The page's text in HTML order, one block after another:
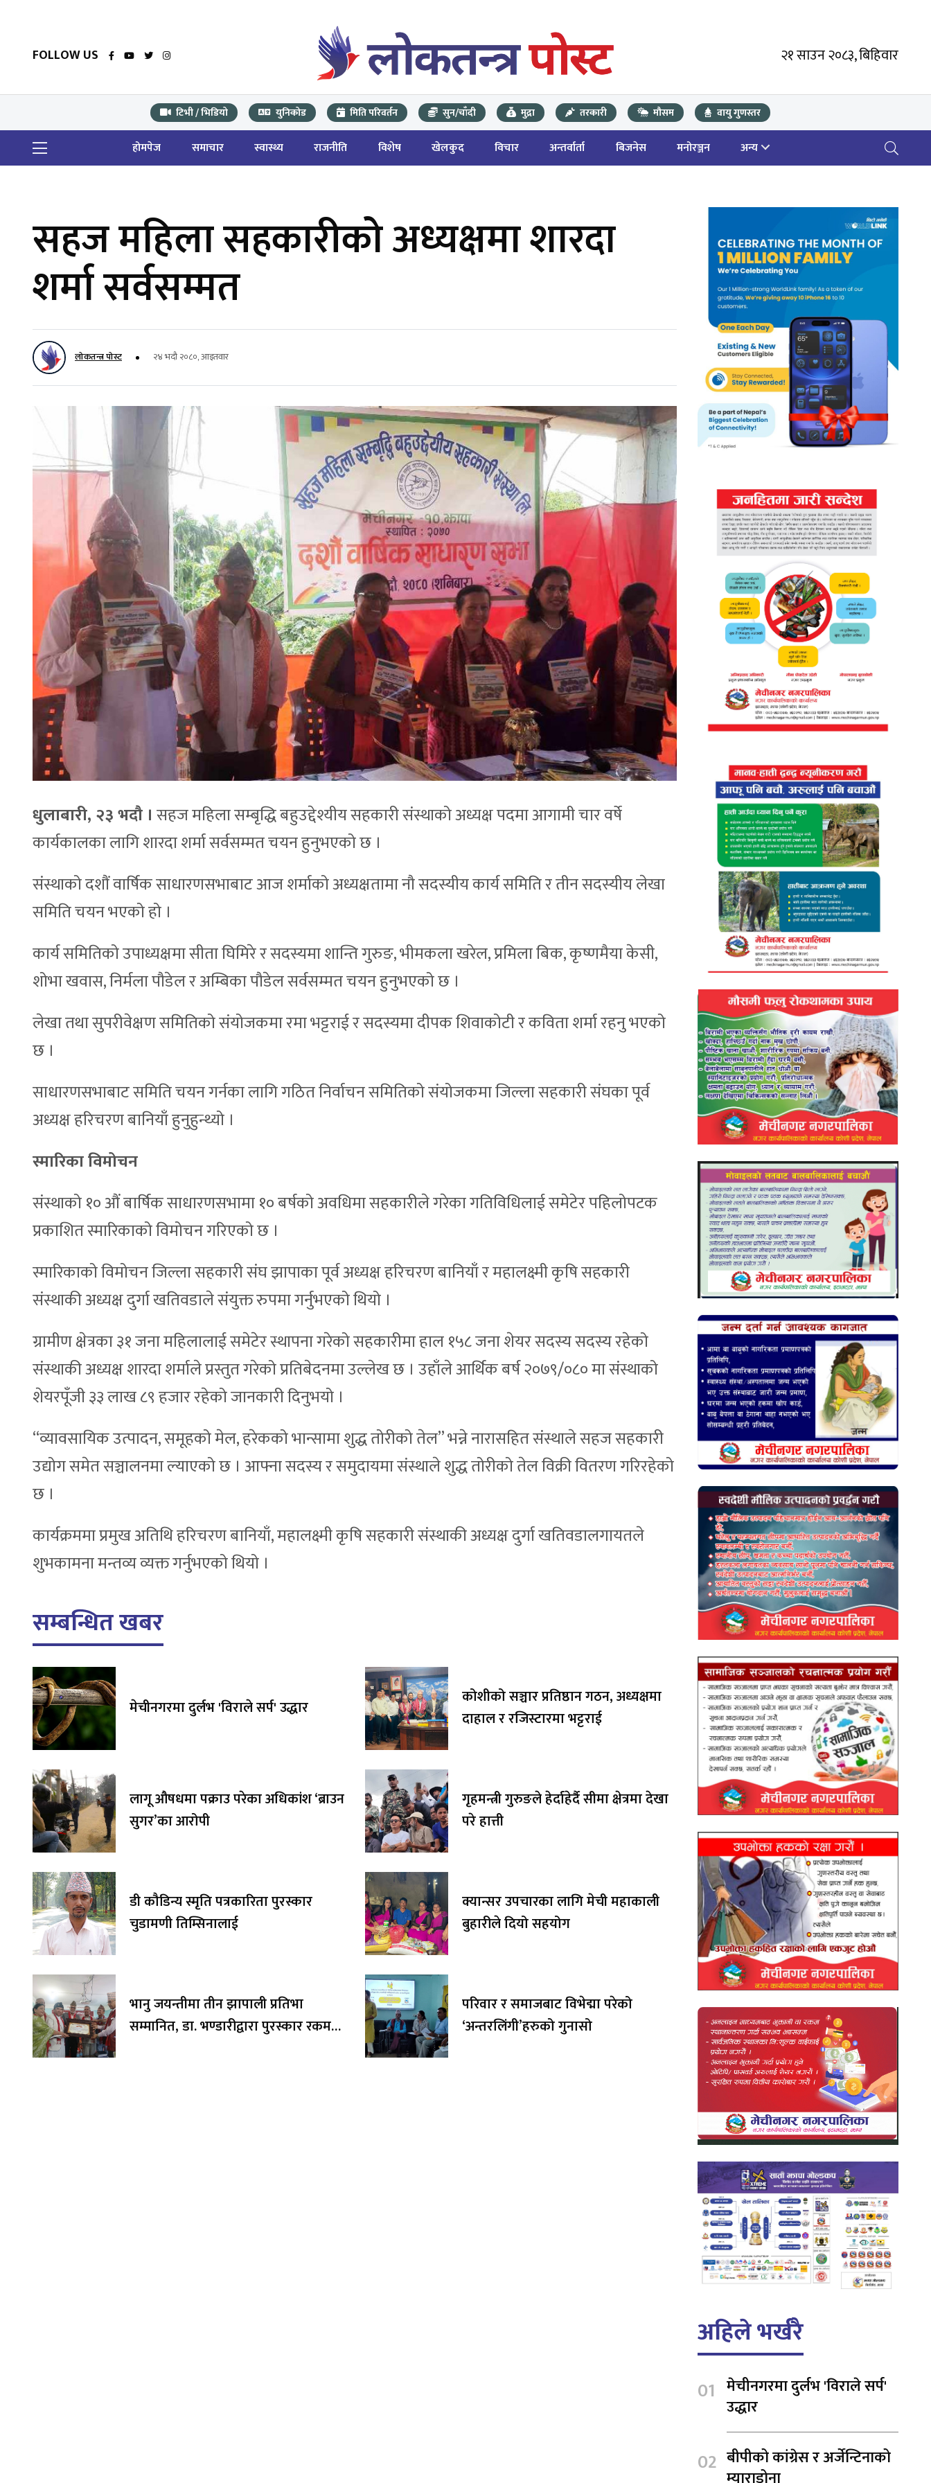
FOLLOW US २१ साउन २०८३, बिहिवार
टिभी / भिडियो युनिकोड मिति परिवर्तन सुन/चाँदी मुद्रा तरकारी मौसम वायु गुणस्तर
होमपेज समाचार स्वास्थ्य राजनीति विशेष खेलकुद विचार अन्तर्वार्ता बिजनेस मनोरञ्जन अन्य
सहज महिला सहकारीको अध्यक्षमा शारदा
शर्मा सर्वसम्मत
लोकतन्त्र पोस्ट २४ भदौ २०८०, आइतवार
धुलाबारी, २३ भदौ । सहज महिला सम्बृद्धि बहुउद्देश्यीय सहकारी संस्थाको अध्यक्ष पदमा आगामी चार वर्षे
कार्यकालका लागि शारदा शर्मा सर्वसम्मत चयन हुनुभएको छ ।
संस्थाको दशौं वार्षिक साधारणसभाबाट आज शर्माको अध्यक्षतामा नौ सदस्यीय कार्य समिति र तीन सदस्यीय लेखा
समिति चयन भएको हो ।
कार्य समितिको उपाध्यक्षमा सीता घिमिरे र सदस्यमा शान्ति गुरुङ, भीमकला खरेल, प्रमिला बिक, कृष्णमैया केसी,
शोभा खवास, निर्मला पौडेल र अम्बिका पौडेल सर्वसम्मत चयन हुनुभएको छ ।
लेखा तथा सुपरीवेक्षण समितिको संयोजकमा रमा भट्टराई र सदस्यमा दीपक शिवाकोटी र कविता शर्मा रहनु भएको
छ ।
साधारणसभाबाट समिति चयन गर्नका लागि गठित निर्वाचन समितिको संयोजकमा जिल्ला सहकारी संघका पूर्व
अध्यक्ष हरिचरण बानियाँ हुनुहुन्थ्यो ।
स्मारिका विमोचन
संस्थाको १० औं बार्षिक साधारणसभामा १० बर्षको अवधिमा सहकारीले गरेका गतिविधिलाई समेटेर पहिलोपटक
प्रकाशित स्मारिकाको विमोचन गरिएको छ ।
स्मारिकाको विमोचन जिल्ला सहकारी संघ झापाका पूर्व अध्यक्ष हरिचरण बानियाँ र महालक्ष्मी कृषि सहकारी
संस्थाकी अध्यक्ष दुर्गा खतिवडाले संयुक्त रुपमा गर्नुभएको थियो ।
ग्रामीण क्षेत्रका ३१ जना महिलालाई समेटेर स्थापना गरेको सहकारीमा हाल १५८ जना शेयर सदस्य सदस्य रहेको
संस्थाकी अध्यक्ष शारदा शर्माले प्रस्तुत गरेको प्रतिबेदनमा उल्लेख छ । उहाँले आर्थिक बर्ष २०७९/०८० मा संस्थाको
शेयरपूँजी ३३ लाख ८९ हजार रहेको जानकारी दिनुभयो ।
“व्यावसायिक उत्पादन, समूहको मेल, हरेकको भान्सामा शुद्ध तोरीको तेल” भन्ने नारासहित संस्थाले सहज सहकारी
उद्योग समेत सञ्चालनमा ल्याएको छ । आफ्ना सदस्य र समुदायमा संस्थाले शुद्ध तोरीको तेल विक्री वितरण गरिरहेको
छ ।
कार्यक्रममा प्रमुख अतिथि हरिचरण बानियाँ, महालक्ष्मी कृषि सहकारी संस्थाकी अध्यक्ष दुर्गा खतिवडालगायतले
शुभकामना मन्तव्य व्यक्त गर्नुभएको थियो ।
सम्बन्धित खबर
मेचीनगरमा दुर्लभ 'विराले सर्प' उद्धार
लागू औषधमा पक्राउ परेका अधिकांश ‘ब्राउन
सुगर’का आरोपी
डी कौडिन्य स्मृति पत्रकारिता पुरस्कार
चुडामणी तिम्सिनालाई
भानु जयन्तीमा तीन झापाली प्रतिभा
सम्मानित, डा. भण्डारीद्वारा पुरस्कार रकम
कोशीको सञ्चार प्रतिष्ठान गठन, अध्यक्षमा
दाहाल र रजिस्टारमा भट्टराई
गृहमन्त्री गुरुङले हेर्दाहेर्दै सीमा क्षेत्रमा देखा
परे हात्ती
क्यान्सर उपचारका लागि मेची महाकाली
बुहारीले दियो सहयोग
परिवार र समाजबाट विभेद्मा परेको
‘अन्तरलिंगी’हरुको गुनासो
अहिले भर्खरै
मेचीनगरमा दुर्लभ 'विराले सर्प'
उद्धार
बीपीको कांग्रेस र अर्जेन्टिनाको